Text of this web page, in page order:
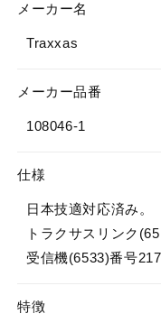
メーカー名
Traxxas
メーカー品番
108046-1
仕様
日本技適対応済み。
トラクサスリンク
受信機(6533)番号
特徴